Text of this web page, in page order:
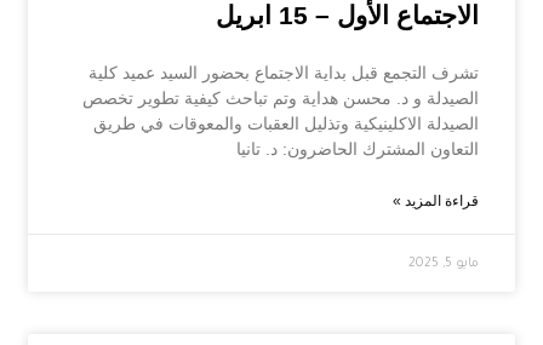
الاجتماع الأول – 15 ابريل
تشرف التجمع قبل بداية الاجتماع بحضور السيد عميد كلية
الصيدلة و د. محسن هداية وتم تباحث كيفية تطوير تخصص
الصيدلة الاكلينيكية وتذليل العقبات والمعوقات في طريق
التعاون المشترك الحاضرون: د. تانيا
قراءة المزيد »